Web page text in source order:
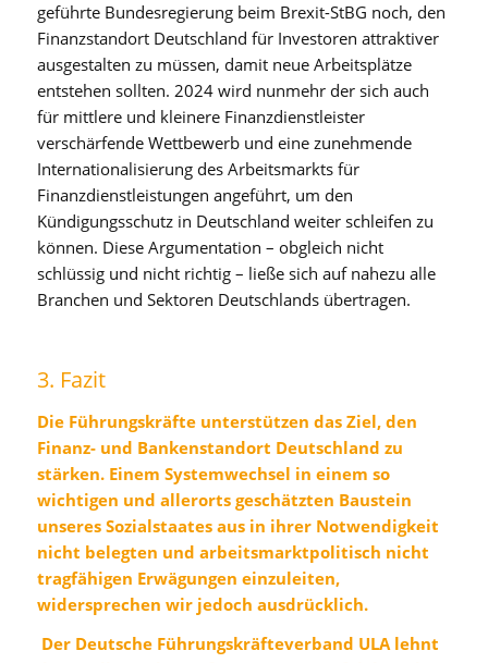
geführte Bundesregierung beim Brexit-StBG noch, den
Finanzstandort Deutschland für Investoren attraktiver
ausgestalten zu müssen, damit neue Arbeitsplätze
entstehen sollten. 2024 wird nunmehr der sich auch
für mittlere und kleinere Finanzdienstleister
verschärfende Wettbewerb und eine zunehmende
Internationalisierung des Arbeitsmarkts für
Finanzdienstleistungen angeführt, um den
Kündigungsschutz in Deutschland weiter schleifen zu
können. Diese Argumentation – obgleich nicht
schlüssig und nicht richtig – ließe sich auf nahezu alle
Branchen und Sektoren Deutschlands übertragen.
3. Fazit
Die Führungskräfte unterstützen das Ziel, den
Finanz- und Bankenstandort Deutschland zu
stärken. Einem Systemwechsel in einem so
wichtigen und allerorts geschätzten Baustein
unseres Sozialstaates aus in ihrer Notwendigkeit
nicht belegten und arbeitsmarktpolitisch nicht
tragfähigen Erwägungen einzuleiten,
widersprechen wir jedoch ausdrücklich.
Der Deutsche Führungskräfteverband ULA lehnt